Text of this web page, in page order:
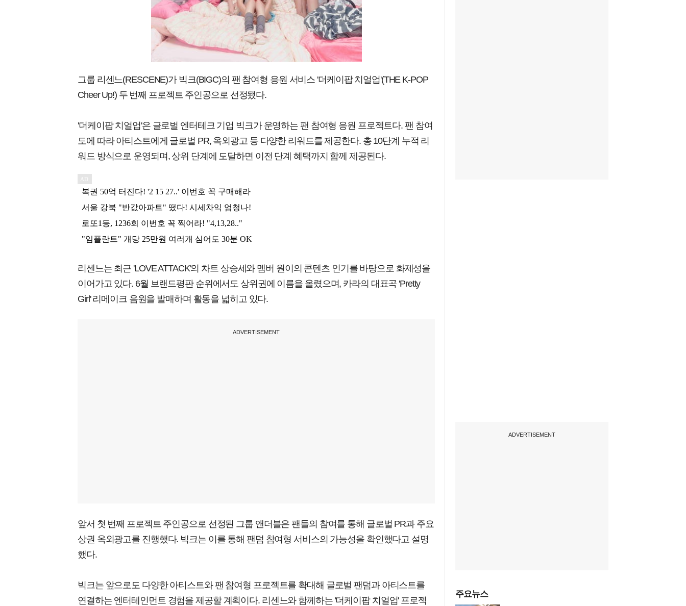
그룹 리센느(RESCENE)가 빅크(BIGC)의 팬 참여형 응원 서비스 '더케이팝 치얼업'(THE K-POP
Cheer Up!) 두 번째 프로젝트 주인공으로 선정됐다.
'더케이팝 치얼업'은 글로벌 엔터테크 기업 빅크가 운영하는 팬 참여형 응원 프로젝트다. 팬 참여
도에 따라 아티스트에게 글로벌 PR, 옥외광고 등 다양한 리워드를 제공한다. 총 10단계 누적 리
워드 방식으로 운영되며, 상위 단계에 도달하면 이전 단계 혜택까지 함께 제공된다.
리센느는 최근 'LOVE ATTACK'의 차트 상승세와 멤버 원이의 콘텐츠 인기를 바탕으로 화제성을
이어가고 있다. 6월 브랜드평판 순위에서도 상위권에 이름을 올렸으며, 카라의 대표곡 'Pretty
Girl' 리메이크 음원을 발매하며 활동을 넓히고 있다.
ADVERTISEMENT
앞서 첫 번째 프로젝트 주인공으로 선정된 그룹 앤더블은 팬들의 참여를 통해 글로벌 PR과 주요
상권 옥외광고를 진행했다. 빅크는 이를 통해 팬덤 참여형 서비스의 가능성을 확인했다고 설명
했다.
빅크는 앞으로도 다양한 아티스트와 팬 참여형 프로젝트를 확대해 글로벌 팬덤과 아티스트를
연결하는 엔터테인먼트 경험을 제공할 계획이다. 리센느와 함께하는 '더케이팝 치얼업' 프로젝
ADVERTISEMENT
주요뉴스